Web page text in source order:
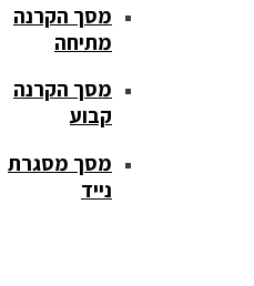
מסך הקרנה
מתיחה
מסך הקרנה
קבוע
מסך מסגרת
נייד